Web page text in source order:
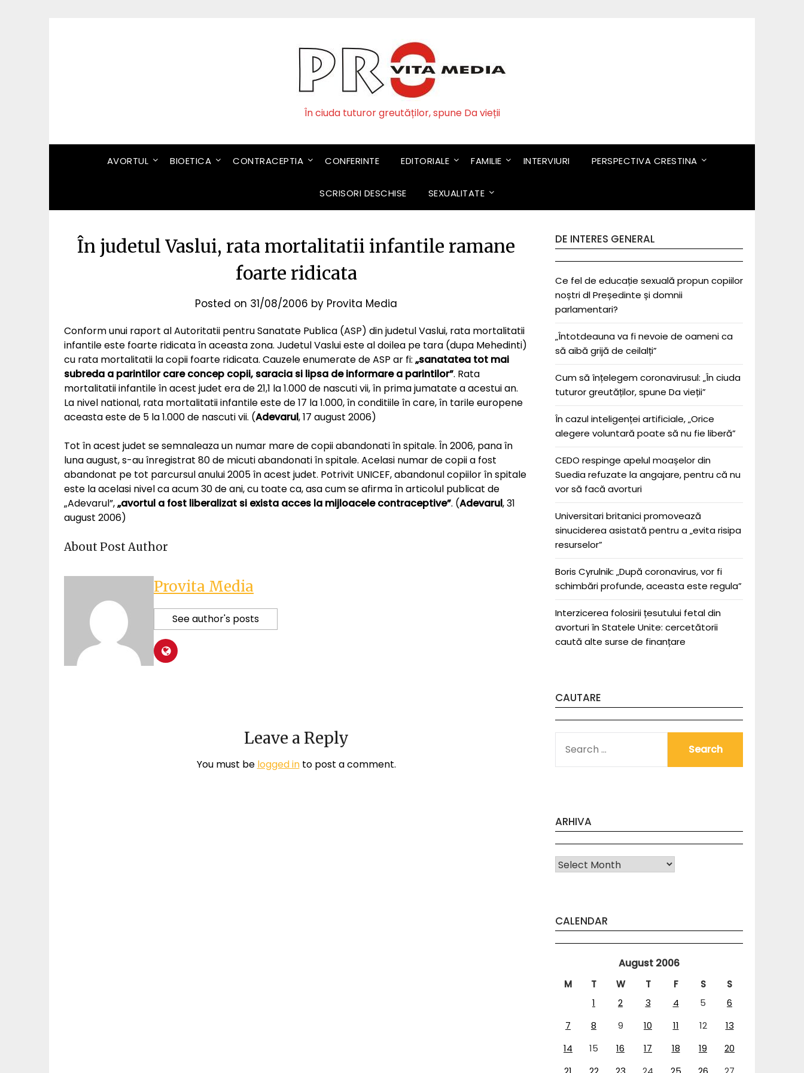
În ciuda tuturor greutăților, spune Da vieții
AVORTUL BIOETICA CONTRACEPTIA CONFERINTE EDITORIALE FAMILIE INTERVIURI PERSPECTIVA CRESTINA
SCRISORI DESCHISE SEXUALITATE
În judetul Vaslui, rata mortalitatii infantile ramane
foarte ridicata
Posted on 31/08/2006 by Provita Media
Conform unui raport al Autoritatii pentru Sanatate Publica (ASP) din judetul Vaslui, rata mortalitatii
infantile este foarte ridicata în aceasta zona. Judetul Vaslui este al doilea pe tara (dupa Mehedinti)
cu rata mortalitatii la copii foarte ridicata. Cauzele enumerate de ASP ar fi: „sanatatea tot mai
subreda a parintilor care concep copii, saracia si lipsa de informare a parintilor”. Rata
mortalitatii infantile în acest judet era de 21,1 la 1.000 de nascuti vii, în prima jumatate a acestui an.
La nivel national, rata mortalitatii infantile este de 17 la 1.000, în conditiile în care, în tarile europene
aceasta este de 5 la 1.000 de nascuti vii. (Adevarul, 17 august 2006)
Tot în acest judet se semnaleaza un numar mare de copii abandonati în spitale. În 2006, pana în
luna august, s-au înregistrat 80 de micuti abandonati în spitale. Acelasi numar de copii a fost
abandonat pe tot parcursul anului 2005 în acest judet. Potrivit UNICEF, abandonul copiilor în spitale
este la acelasi nivel ca acum 30 de ani, cu toate ca, asa cum se afirma în articolul publicat de
„Adevarul”,„avortul a fost liberalizat si exista acces la mijloacele contraceptive”. (Adevarul, 31
august 2006)
About Post Author
Provita Media
See author's posts
Leave a Reply
You must be logged into post a comment.
DE INTERES GENERAL
Ce fel de educație sexuală propun copiilor
noștri dl Președinte și domnii
parlamentari?
„Întotdeauna va fi nevoie de oameni ca
să aibă grijă de ceilalți”
Cum să înțelegem coronavirusul: „În ciuda
tuturor greutăților, spune Da vieții”
În cazul inteligenței artificiale, „Orice
alegere voluntară poate să nu fie liberă”
CEDO respinge apelul moașelor din
Suedia refuzate la angajare, pentru că nu
vor să facă avorturi
Universitari britanici promovează
sinuciderea asistată pentru a „evita risipa
resurselor”
Boris Cyrulnik: „După coronavirus, vor fi
schimbări profunde, aceasta este regula”
Interzicerea folosirii țesutului fetal din
avorturi în Statele Unite: cercetătorii
caută alte surse de finanțare
CAUTARE
FOR:
ARHIVA
Arhiva
CALENDAR
August 2006
M T W T F S
S
1
2 3 4 5
6
7
8 9 10 11 12
13
14
15 16 17 18 19
20